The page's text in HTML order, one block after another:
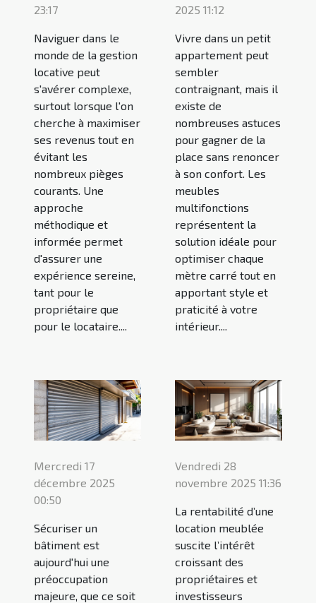
23:17
Naviguer dans le
monde de la gestion
locative peut
s'avérer complexe,
surtout lorsque l'on
cherche à maximiser
ses revenus tout en
évitant les
nombreux pièges
courants. Une
approche
méthodique et
informée permet
d'assurer une
expérience sereine,
tant pour le
propriétaire que
pour le locataire....
2025 11:12
Vivre dans un petit
appartement peut
sembler
contraignant, mais il
existe de
nombreuses astuces
pour gagner de la
place sans renoncer
à son confort. Les
meubles
multifonctions
représentent la
solution idéale pour
optimiser chaque
mètre carré tout en
apportant style et
praticité à votre
intérieur....
Mercredi 17
décembre 2025
00:50
Sécuriser un
bâtiment est
aujourd'hui une
préoccupation
majeure, que ce soit
Vendredi 28
novembre 2025 11:36
La rentabilité d’une
location meublée
suscite l’intérêt
croissant des
propriétaires et
investisseurs